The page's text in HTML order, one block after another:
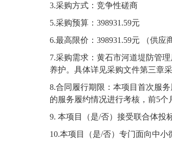
3.采购方式：竞争性磋商
5.采购预算： 398931.59元
6.最高限价 ： 398931.59元 （供应
7.采购需求：黄石市河道堤防管
养护。具体详见采购文件第三章采
8.合同履行期限：本项目首次服
的服务履约情况进行考核，前5个
9. 本项目（是/否）接受联合体投
10.本项目（是/否）专门面向中小